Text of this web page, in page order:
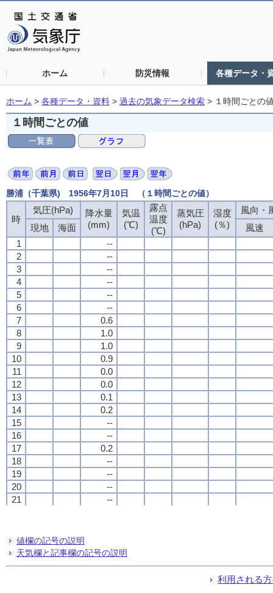
ホーム 防災情報 各種データ・
ホーム > 各種データ・資料 > 過去の気象データ検索 > １時間ごとの
１時間ごとの値
勝浦（千葉県) 1956年7月10日 （１時間ごとの値）
時
気圧(hPa)
降水量
(mm)
気温
(℃)
露点
温度
(℃)
蒸気圧
(hPa)
湿度
(％)
風向・
現地
海面
風速
1
--
2
--
3
--
4
--
5
--
6
--
7
0.6
8
1.0
9
1.0
10
0.9
11
0.0
12
0.0
13
0.1
14
0.2
15
--
16
--
17
0.2
18
--
19
--
20
--
21
--
24
時
気圧(hPa)
降水量
(mm)
気温
(℃)
露点
温度
(℃)
蒸気圧
(hPa)
湿度
(％)
風向・
現地
海面
風速
1
--
2
--
3
--
4
--
5
--
6
--
7
0.6
8
1.0
9
1.0
10
0.9
11
0.0
12
0.0
13
0.1
14
0.2
15
--
16
--
17
0.2
18
--
19
--
20
--
21
--
24
時
気圧(hPa)
降水量
(mm)
気温
(℃)
露点
温度
(℃)
蒸気圧
(hPa)
湿度
(％)
風向・
現地
海面
風速
1
--
2
--
3
--
4
--
5
--
6
--
7
0.6
8
1.0
9
1.0
10
0.9
11
0.0
12
0.0
13
0.1
14
0.2
15
--
16
--
17
0.2
18
--
19
--
20
--
21
--
24
時
気圧(hPa)
降水量
(mm)
気温
(℃)
露点
温度
(℃)
蒸気圧
(hPa)
湿度
(％)
風向・
現地
海面
風速
1
--
2
--
3
--
4
--
5
--
6
--
7
0.6
8
1.0
9
1.0
10
0.9
11
0.0
12
0.0
13
0.1
14
0.2
15
--
16
--
17
0.2
18
--
19
--
20
--
21
--
24
値欄の記号の説明
天気欄と記事欄の記号の説明
利用される